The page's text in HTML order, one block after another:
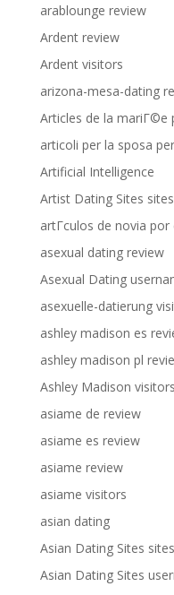
arablounge review
Ardent review
Ardent visitors
arizona-mesa-dating
Articles de la mariГ©e
articoli per la sposa
Artificial Intelligence
Artist Dating Sites sites
artГ­culos de novia por
asexual dating review
Asexual Dating
asexuelle-datierung
ashley madison es
ashley madison pl
Ashley Madison visitors
asiame de review
asiame es review
asiame review
asiame visitors
asian dating
Asian Dating Sites sites
Asian Dating Sites